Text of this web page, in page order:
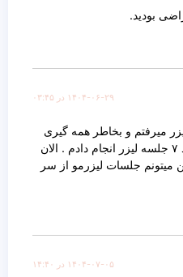
بودید.
۱۴۰۴-۰۶-۲۹ در ۰۳:۴۵
میرفتم و بخاطر همه گیری
این ویروس قطعش کردم. حدود ۷ جلسه لیزر انجام دادم . الان
جلسات لیزرمو از سر
۱۴۰۴-۰۷-۰۵ در ۱۴:۴۰